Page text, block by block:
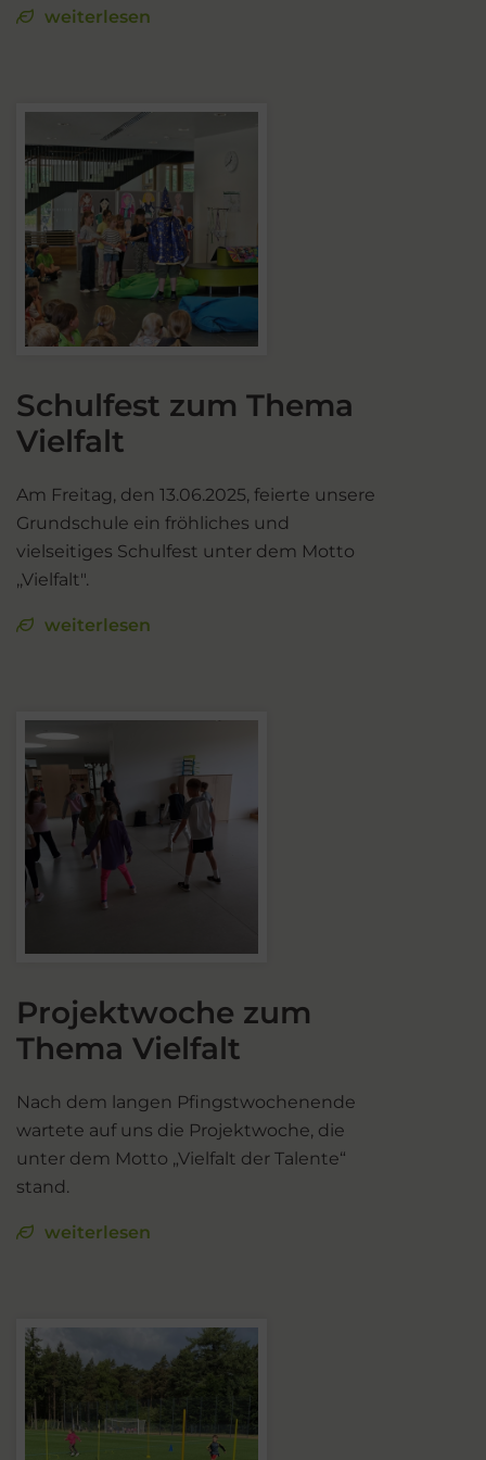
weiterlesen
Schulfest zum Thema
Vielfalt
Am Freitag, den 13.06.2025, feierte unsere
Grundschule ein fröhliches und
vielseitiges Schulfest unter dem Motto
,,Vielfalt".
weiterlesen
Projektwoche zum
Thema Vielfalt
Nach dem langen Pfingstwochenende
wartete auf uns die Projektwoche, die
unter dem Motto „Vielfalt der Talente“
stand.
weiterlesen